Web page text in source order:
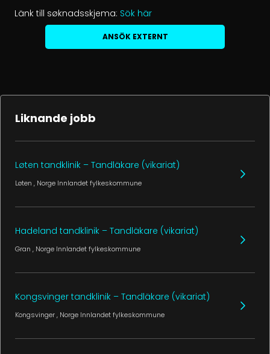
Länk till søknadsskjema: Sök här
ANSÖK EXTERNT
Liknande jobb
Løten tandklinik – Tandläkare (vikariat)
Løten , Norge Innlandet fylkeskommune
Hadeland tandklinik – Tandläkare (vikariat)
Gran , Norge Innlandet fylkeskommune
Kongsvinger tandklinik – Tandläkare (vikariat)
Kongsvinger, Norge Innlandet fylkeskommune